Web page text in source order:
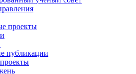
проекты
публикации